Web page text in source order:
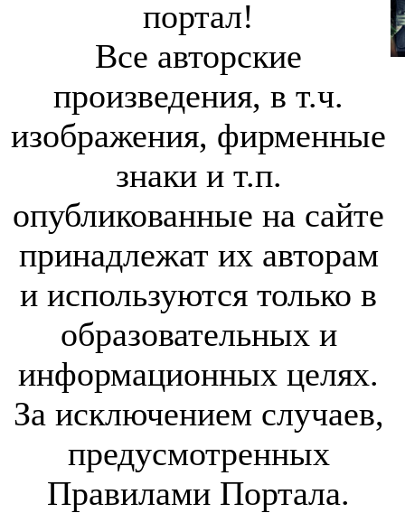
портал!
Все авторские
произведения, в т.ч.
изображения, фирменные
знаки и т.п.
опубликованные на сайте
принадлежат их авторам
и используются только в
образовательных и
информационных целях.
За исключением случаев,
предусмотренных
Правилами Портала.